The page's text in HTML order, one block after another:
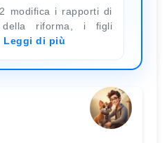
modifica i rapporti di
della riforma, i figli
Leggi di più